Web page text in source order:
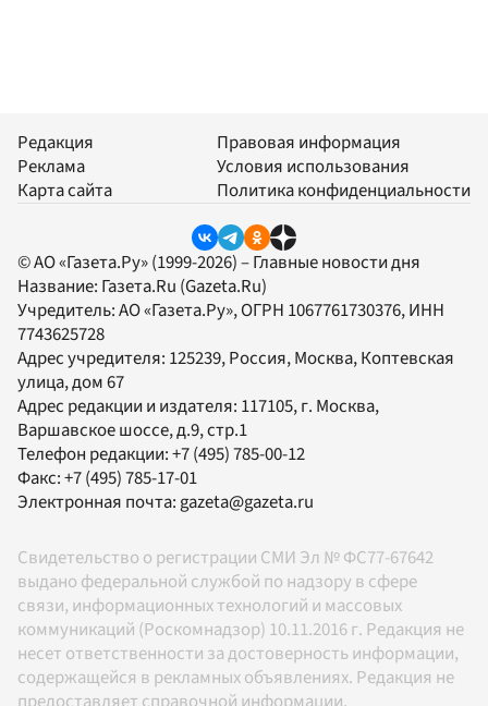
Редакция
Реклама
Карта сайта
Правовая информация
Условия использования
Политика конфиденциальности
© АО «Газета.Ру» (1999-2026) – Главные новости дня
Название: Газета.Ru (Gazeta.Ru)
Учредитель:АО «Газета.Ру», ОГРН 1067761730376, ИНН
7743625728
Адрес учредителя: 125239, Россия, Москва, Коптевская
улица, дом 67
Адрес редакции и издателя: 117105, г. Москва,
Варшавское шоссе, д.9, стр.1
Телефон редакции:+7 (495) 785-00-12
Факс:+7 (495) 785-17-01
Электронная почта:gazeta@gazeta.ru
Свидетельство о регистрации СМИ Эл № ФС77-67642
выдано федеральной службой по надзору в сфере
связи, информационных технологий и массовых
коммуникаций (Роскомнадзор) 10.11.2016 г. Редакция не
несет ответственности за достоверность информации,
содержащейся в рекламных объявлениях. Редакция не